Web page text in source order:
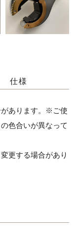
仕様
あります。※ご使
色合いが異なって
更する場合があり